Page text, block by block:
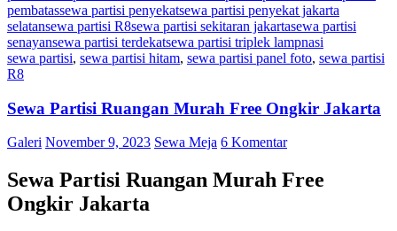
pembatassewa partisi penyekatsewa partisi penyekat jakarta
selatansewa partisi R8sewa partisi sekitaran jakartasewa partisi
senayansewa partisi terdekatsewa partisi triplek lampnasi
sewa partisi, sewa partisi hitam, sewa partisi panel foto, sewa partisi
R8
Sewa Partisi Ruangan Murah Free Ongkir Jakarta
Galeri November 9, 2023 Sewa Meja 6 Komentar
Sewa Partisi Ruangan Murah Free
Ongkir Jakarta